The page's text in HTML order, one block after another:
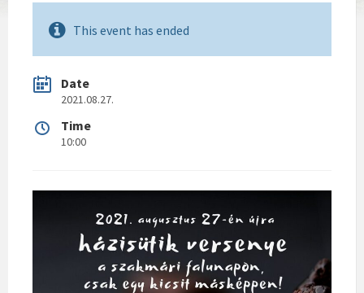
This event has ended
Date
2021.08.27.
Time
10:00